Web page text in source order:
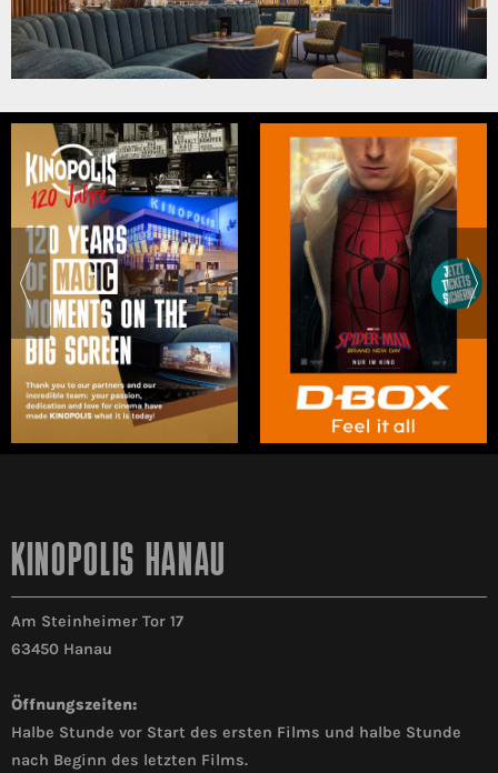
KINOPOLIS HANAU
Am Steinheimer Tor 17
63450 Hanau
Öffnungszeiten:
Halbe Stunde vor Start des ersten Films und halbe Stunde
nach Beginn des letzten Films.